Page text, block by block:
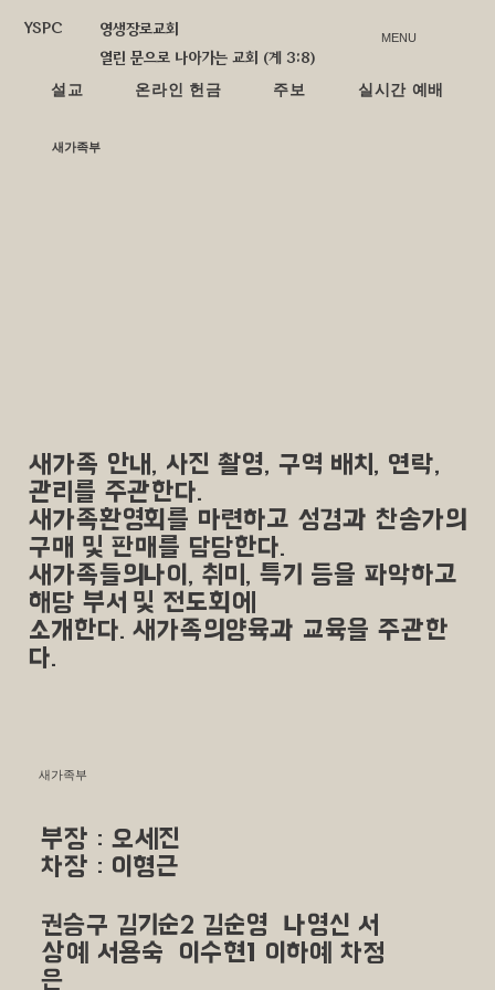
영생장로교회
설교 온라인 헌금 주보 실시간 예배
MENU
YSPC
열린 문으로 나아가는 교회 (계 3:8)
​새가족부
새가족 안내, 사진 촬영, 구역 배치, 연락,
관리를 주관한다.
새가족환영회를 마련하고 성경과 찬송가의
구매 및 판매를 담당한다.
새가족들의나이, 취미, 특기 등을 파악하고
해당 부서 및 전도회에
소개한다. 새가족의양육과 교육을 주관한
다.
​새가족부
부장 : 오세진
​차장 : 이형근
권승구 김기순2 김순영 나영신 서
상예 서용숙 이수현1 이하예 차정
은